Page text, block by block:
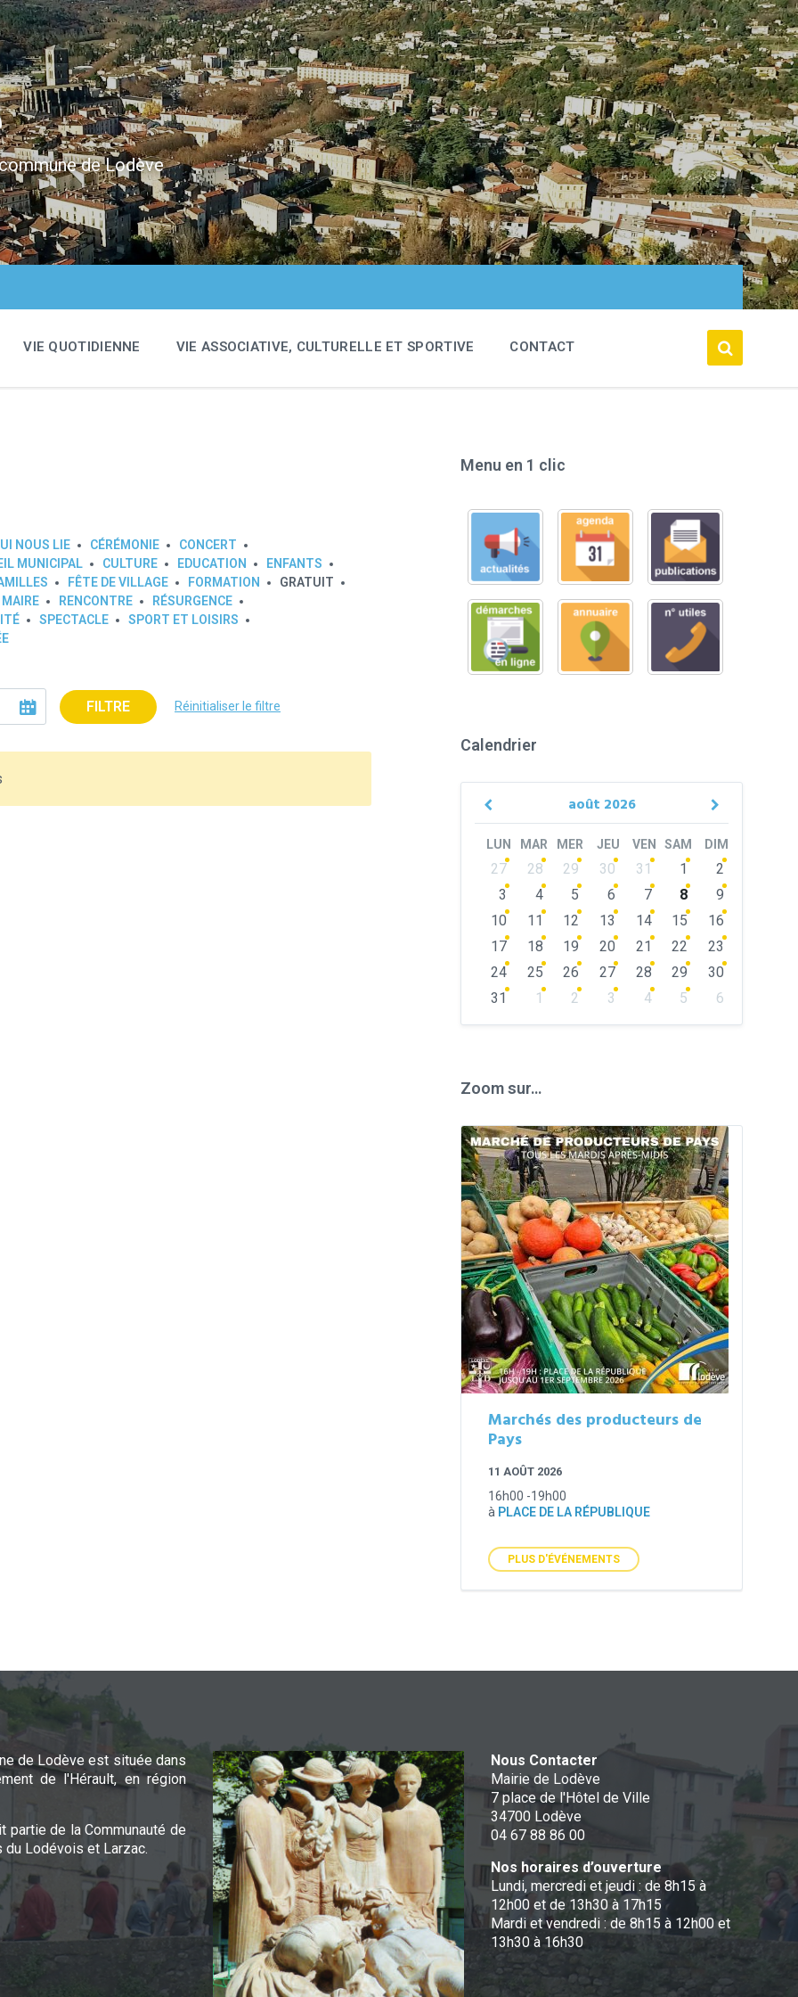
de Lodève
VIE QUOTIDIENNE VIE ASSOCIATIVE, CULTURELLE ET SPORTIVE CONTACT
NOUS LIE CÉRÉMONIE
CONCERT
MUNICIPAL CULTURE EDUCATION
ENFANTS
FÊTE DE VILLAGE FORMATION
GRATUIT
MAIRE RENCONTRE
RÉSURGENCE
SPECTACLE
SPORT ET LOISIRS
FILTRE Réinitialiser le filtre
Menu en 1 clic
Calendrier
août 2026
Previous
Next
LUN MAR MER JEU VEN SAM DIM
Skip
calendar
days
27 28 29 30 31 1
2
3
4 5 6 7 8
9
10
11 12 13 14 15
16
17
18 19 20 21 22
23
24
25 26 27 28 29
30
31
1 2 3 4 5
6
Zoom sur…
Marchés des producteurs de
Pays
11 AOÛT 2026
16h00 -19h00
à PLACE DE LA RÉPUBLIQUE
PLUS D'ÉVÉNEMENTS
de Lodève est située dans
de l'Hérault, en région
partie de la Communauté de
du Lodévois et Larzac.
Nous Contacter
Mairie de Lodève
7 place de l'Hôtel de Ville
34700 Lodève
04 67 88 86 00
Nos horaires d’ouverture
Lundi, mercredi et jeudi : de 8h15 à
12h00 et de 13h30 à 17h15
Mardi et vendredi : de 8h15 à 12h00 et
13h30 à 16h30